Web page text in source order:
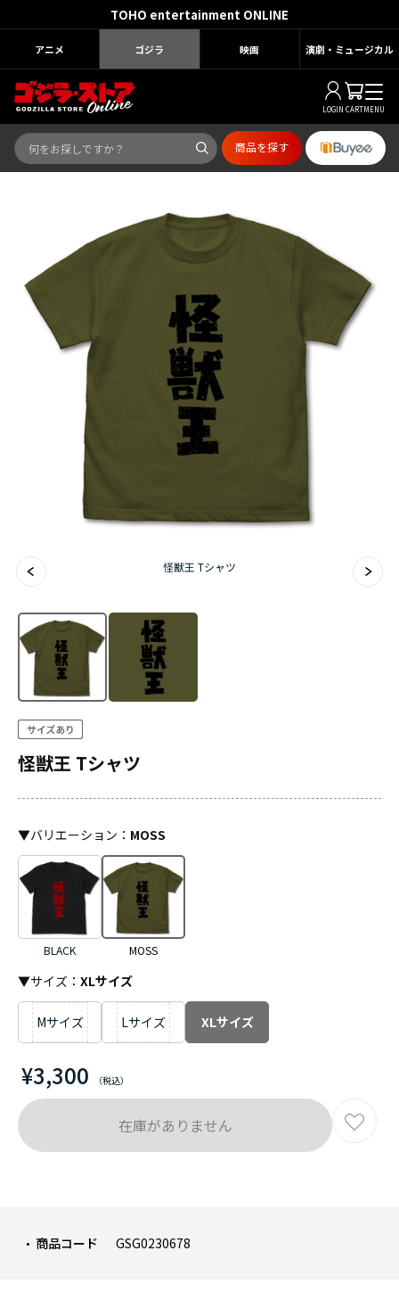
TOHO entertainment ONLINE
アニメ ゴジラ 映画 演劇・ミュージカル
LOGIN CARTMENU
商品を探す
怪獣王 Tシャツ
怪獣王 Tシャツ
¥3,300
商品コード GSG0230678
▼バリエーション ： MOSS
BLACK MOSS
▼サイズ： XLサイズ
Mサイズ Lサイズ XLサイズ
在庫がありません